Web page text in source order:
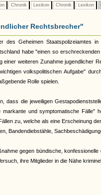
Chronik Lexikon Chronik Lexikon
Rechtsbrecher"
des Geheimen Staatspolizeiamtes
habe "einen so
einer weiteren Zunahme jugendlicher
volkspolitischen Aufgabe"
Rolle spielen.
dass die jeweiligen
markante und symptomatische Fälle"
zu, welche als eine Erscheinung
Bandendiebstähle,
gegen bündische,
ihre Mitglieder in die Nähe